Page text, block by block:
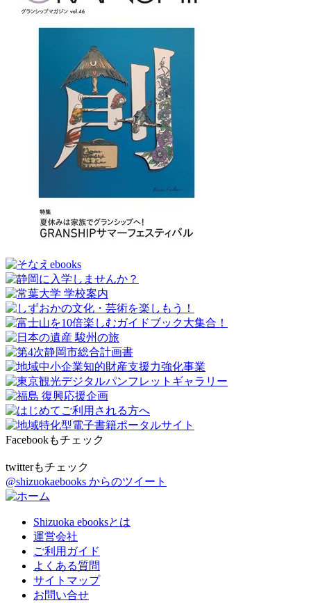
Facebookもチェック
twitterもチェック
@shizuokaebooks からのツイート
Shizuoka ebooksとは
運営会社
ご利用ガイド
よくある質問
サイトマップ
お問い合せ